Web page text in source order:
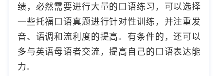
绩，必然需要进行大量的口语练习，可以选择
一些托福口语真题进行针对性训练，并注重发
音、语调和流利度的提高。有条件的，还可以
多与英语母语者交流，提高自己的口语表达能
力。